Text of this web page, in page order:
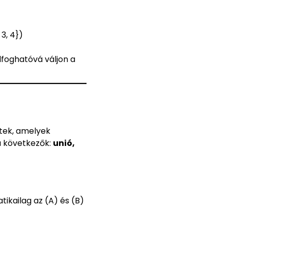
4})
váljon a
amelyek
unió,
az (A) és (B)